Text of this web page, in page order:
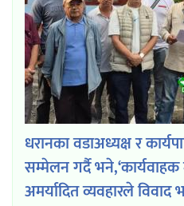
धरानका वडाअध्यक्ष र
सम्मेलन गर्दै
अमर्यादित व्यवहारले विवाद